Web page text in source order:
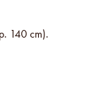
140 cm).